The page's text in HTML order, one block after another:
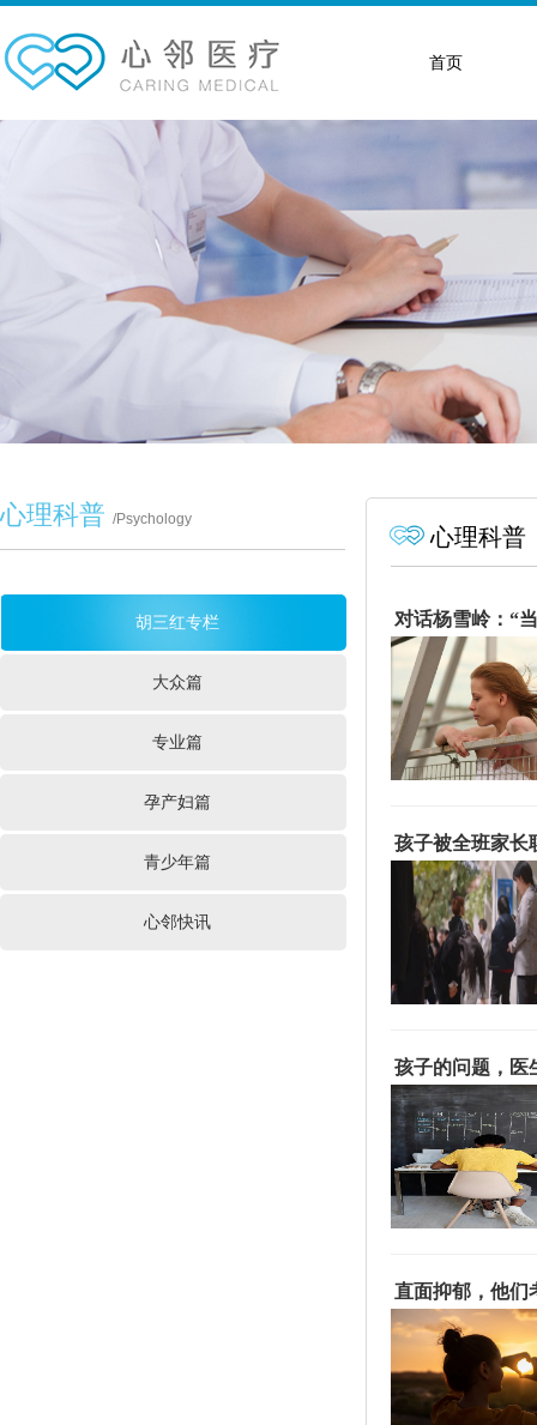
首页
心理科普 /Psychology
对话杨雪岭：“
孩子被全班家长
孩子的问题，医
直面抑郁，他们
心理科普
胡三红专栏
大众篇
专业篇
孕产妇篇
青少年篇
心邻快讯